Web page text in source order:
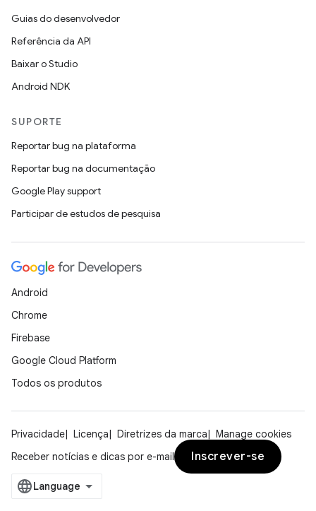
Guias do desenvolvedor
Referência da API
Baixar o Studio
Android NDK
SUPORTE
Reportar bug na plataforma
Reportar bug na documentação
Google Play support
Participar de estudos de pesquisa
Android
Chrome
Firebase
Google Cloud Platform
Todos os produtos
Privacidade Licença Diretrizes da marca
Manage cookies
Receber notícias e dicas por e-mail
Inscrever-se